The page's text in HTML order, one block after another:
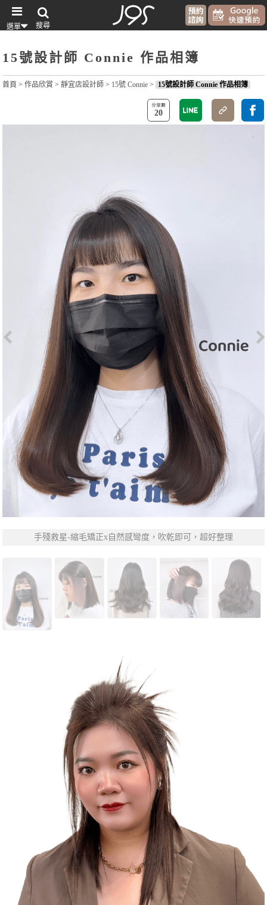
選單 搜尋
15號設計師 Connie 作品相簿
首頁 >作品欣賞 >靜宜店設計師 > 15號 Connie > 15號設計師 Connie 作品相簿
20
手殘救星-縮毛矯正x自然感彎度，吹乾即可，超好整理